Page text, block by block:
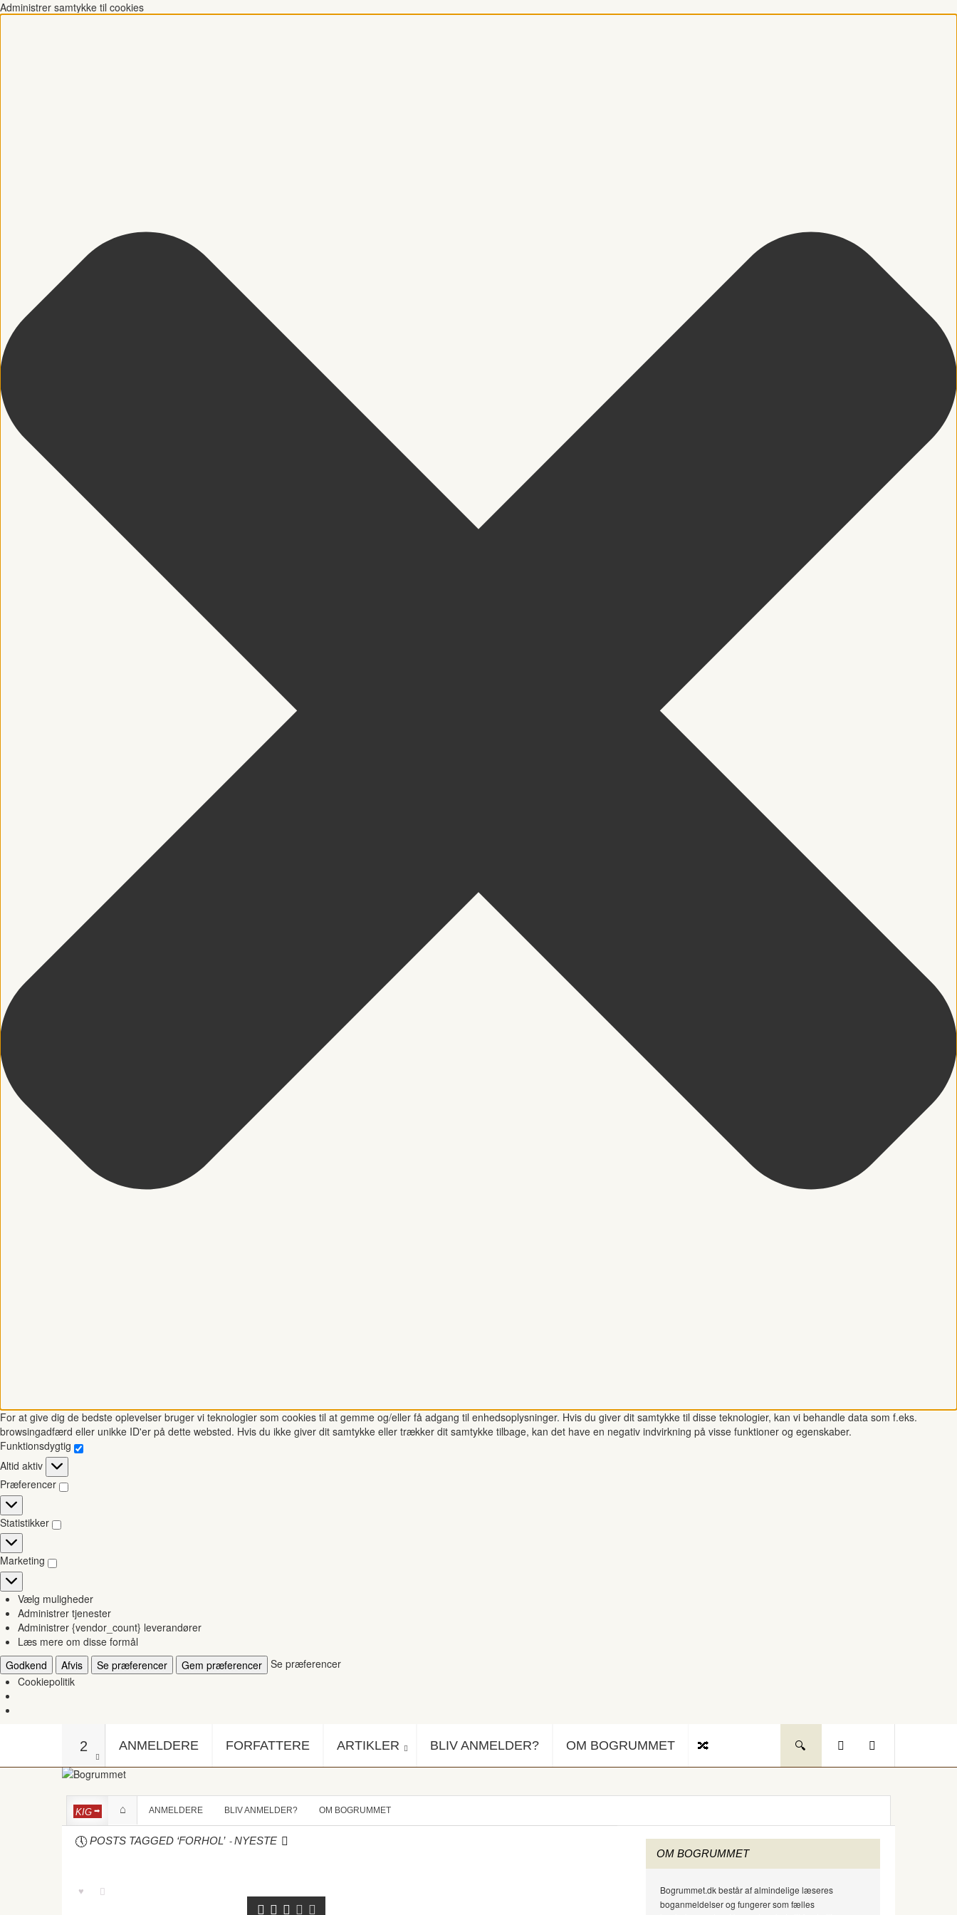
Administrer samtykke til cookies
For at give dig de bedste oplevelser bruger vi teknologier som cookies til at gemme og/eller få adgang til enhedsoplysninger. Hvis du giver dit samtykke til disse teknologier, kan vi behandle data som f.eks.
browsingadfærd eller unikke ID'er på dette websted. Hvis du ikke giver dit samtykke eller trækker dit samtykke tilbage, kan det have en negativ indvirkning på visse funktioner og egenskaber.
Funktionsdygtig
Funktionsdygtig
Altid aktiv
Præferencer
Præferencer
Statistikker
Statistikker
Marketing
Marketing
Vælg muligheder
Administrer tjenester
Administrer {vendor_count} leverandører
Læs mere om disse formål
Godkend
Afvis Se præferencer Gem præferencer Se præferencer
Cookiepolitik
2 ANMELDERE FORFATTERE ARTIKLER BLIV ANMELDER? OM BOGRUMMET
KIG ANMELDERE BLIV ANMELDER? OM BOGRUMMET
POSTS TAGGED ‘FORHOL’ -NYESTE
OM BOGRUMMET
Bogrummet.dk består af almindelige læseres
boganmeldelser og fungerer som fælles